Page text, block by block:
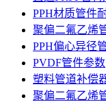
PPH材质管件
聚偏二氟乙烯
PPH偏心异径
PVDF管件参数
塑料管道补偿
聚偏二氟乙烯